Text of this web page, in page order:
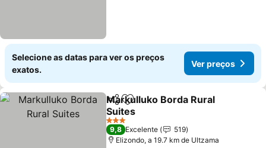
Selecione as datas para ver os preços
exatos.
Ver preços
PartilharAdicionar aos favoritos
Markulluko Borda Rural
Suites
Ver preços
3 Estrelas
9,8 Excelente
519
Elizondo, a 19.7 km de Ultzama